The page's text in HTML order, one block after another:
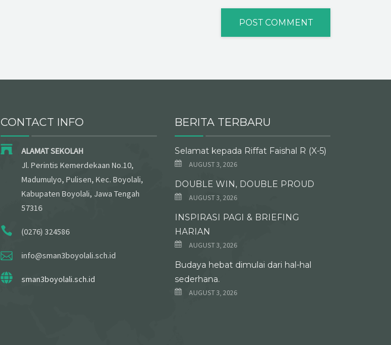
CONTACT INFO
ALAMAT SEKOLAH
Jl. Perintis Kemerdekaan No.10,
Madumulyo, Pulisen, Kec. Boyolali,
Kabupaten Boyolali, Jawa Tengah
57316
(0276) 324586
info@sman3boyolali.sch.id
sman3boyolali.sch.id
BERITA TERBARU
Selamat kepada Riffat Faishal R (X-5)
AUGUST 3, 2026
DOUBLE WIN, DOUBLE PROUD
AUGUST 3, 2026
INSPIRASI PAGI & BRIEFING
HARIAN
AUGUST 3, 2026
Budaya hebat dimulai dari hal-hal
sederhana.
AUGUST 3, 2026